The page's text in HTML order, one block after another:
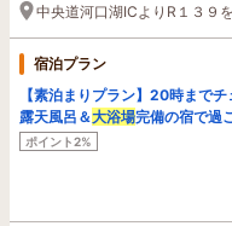
中央道河口湖ICよりR１３９
宿泊プラン
【素泊まりプラン】20時まで
露天風呂＆大浴場完備の宿で過
ポイント2%